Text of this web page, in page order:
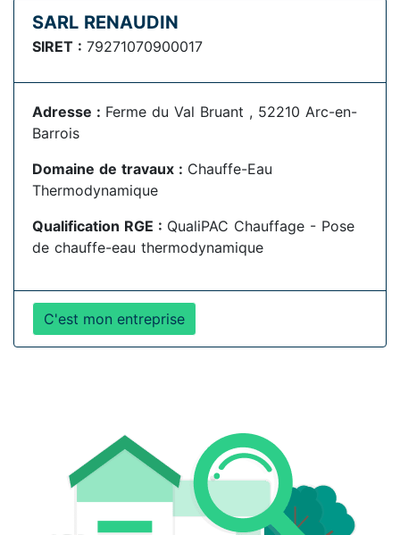
SARL RENAUDIN
SIRET : 79271070900017
Adresse : Ferme du Val Bruant , 52210 Arc-en-
Barrois
Domaine de travaux : Chauffe-Eau
Thermodynamique
Qualification RGE : QualiPAC Chauffage - Pose
de chauffe-eau thermodynamique
C'est mon entreprise